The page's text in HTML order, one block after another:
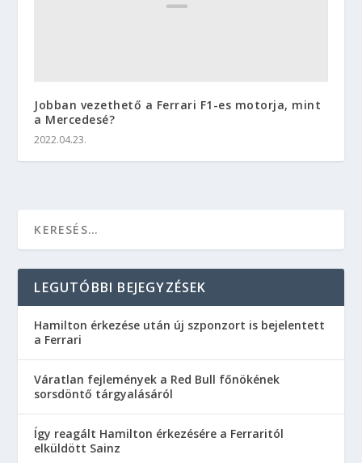
Jobban vezethető a Ferrari F1-es motorja, mint
a Mercedesé?
2022.04.23.
LEGUTÓBBI BEJEGYZÉSEK
Hamilton érkezése után új szponzort is bejelentett
a Ferrari
Váratlan fejlemények a Red Bull főnökének
sorsdöntő tárgyalásáról
Így reagált Hamilton érkezésére a Ferraritól
elküldött Sainz